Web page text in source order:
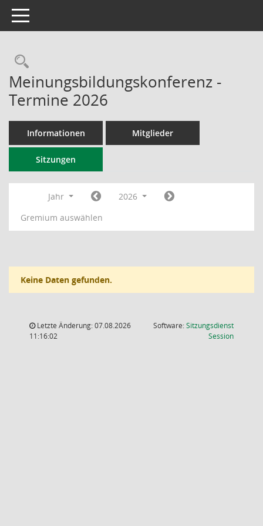
Toggle navigation
Rechercheauswahl
Meinungsbildungskonferenz -
Termine 2026
Informationen Mitglieder
Sitzungen
Jahr
2026
Gremium auswählen
Keine Daten gefunden.
Letzte Änderung: 07.08.2026
11:16:02
Software:Sitzungsdienst
Session(Wird in